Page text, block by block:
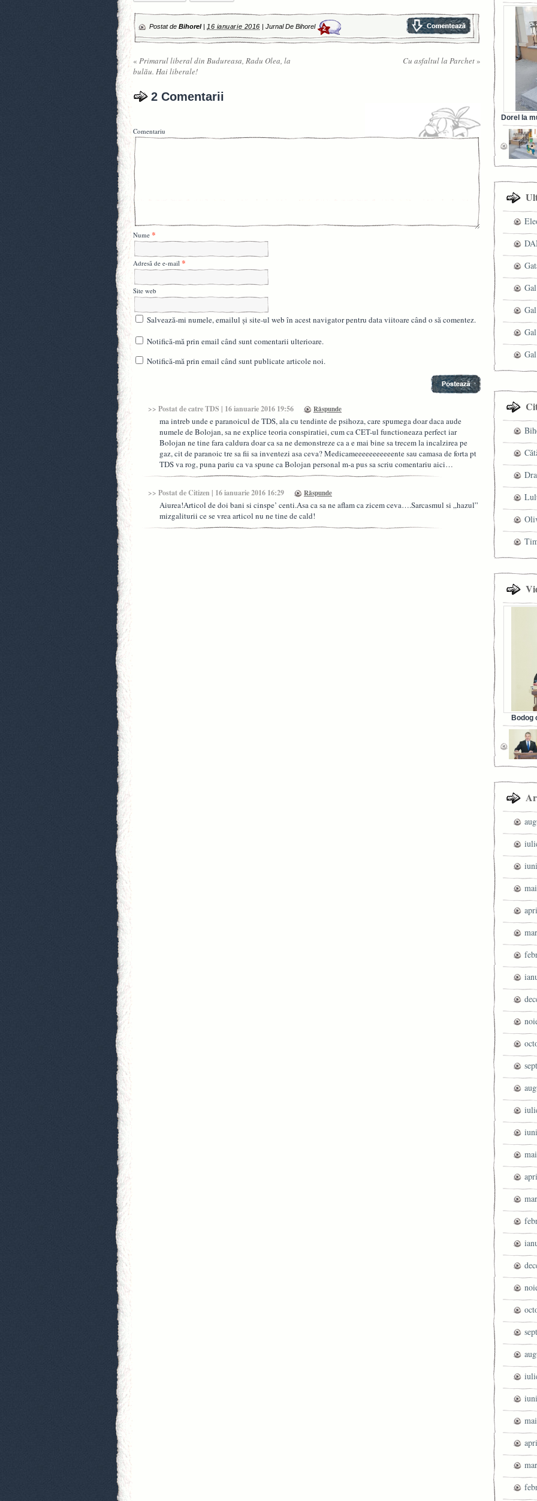
Postat de Bihorel| 16 ianuarie 2016 | Jurnal De Bihorel 2
« Primarul liberal din Budureasa, Radu Olea, la
bulău. Hai liberale!
Cu asfaltul la Parchet»
2 Comentarii
Comentariu
Nume *
Adresă de e-mail *
Site web
Salvează-mi numele, emailul și site-ul web în acest navigator pentru data viitoare când o să comentez.
Notifică-mă prin email când sunt comentarii ulterioare.
Notifică-mă prin email când sunt publicate articole noi.
>> Postat decatre TDS | 16 ianuarie 2016 19:56 Răspunde
ma intreb unde e paranoicul de TDS, ala cu tendinte de psihoza, care spumega doar daca aude
numele de Bolojan, sa ne explice teoria conspiratiei, cum ca CET-ul functioneaza perfect iar
Bolojan ne tine fara caldura doar ca sa ne demonstreze ca a e mai bine sa trecem la incalzirea pe
gaz, cit de paranoic tre sa fii sa inventezi asa ceva? Medicameeeeeeeeeeente sau camasa de forta pt
TDS va rog, puna pariu ca va spune ca Bolojan personal m-a pus sa scriu comentariu aici…
>> Postat deCitizen | 16 ianuarie 2016 16:29 Răspunde
Aiurea!Articol de doi bani si cinspe’ centi.Asa ca sa ne aflam ca zicem ceva….Sarcasmul si „hazul”
mizgaliturii ce se vrea articol nu ne tine de cald!
Dorel la
din
Bodog